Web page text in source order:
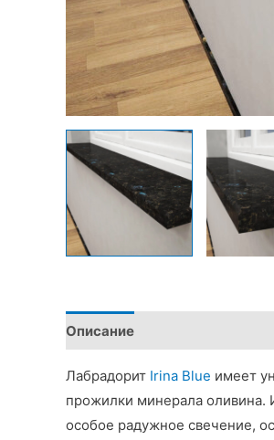
Описание
Лабрадорит Irina Blue имеет
прожилки минерала оливина.
особое радужное свечение,